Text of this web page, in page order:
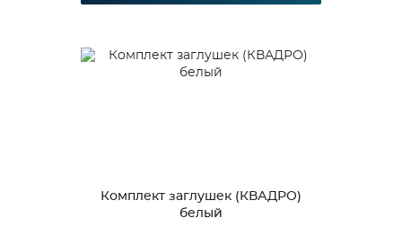
Комплект заглушек (КВАДРО)
белый